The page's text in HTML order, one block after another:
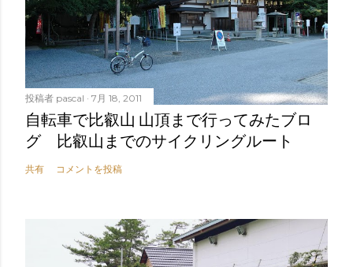
投稿者 pascal 7月 18, 2011
自転車で比叡山 山頂まで行ってみたブロ
グ 比叡山までのサイクリングルート
共有 コメントを投稿